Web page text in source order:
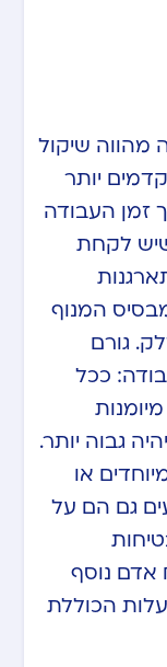
מהווה שיקול
יותר
זמן העבודה
לקחת
המנוף
גורם
ככל
גבוה יותר.
או
גם הם על
אדם נוסף
הכוללת